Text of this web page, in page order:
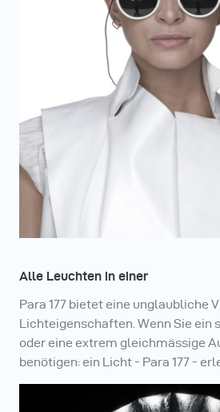
unbegrenzte Möglichkeiten auf
Alle Leuchten in einer
Para 177 bietet eine unglaubliche
Lichteigenschaften. Wenn Sie ein
oder eine extrem gleichmässige
benötigen: ein Licht - Para 177 -